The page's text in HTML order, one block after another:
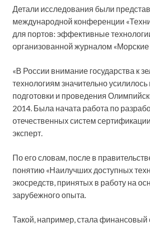
Детали исследования были
международной конференции
для портов: эффективные
организованной журналом «Морские
«В России внимание государства к
технологиям значительно усилилось
подготовки и проведения
2014. Была начата работа по
отечественных систем
эксперт.
По его словам, после в
понятию «Наилучших доступных
экосредств, принятых в работу на
зарубежного опыта.
Такой, например, стала финансовый